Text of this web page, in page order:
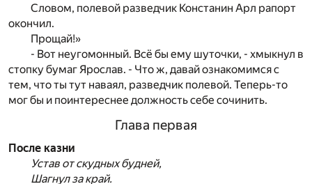
Словом, полевой разведчик Констанин Арл рапорт
окончил.
Прощай!»
- Вот неугомонный. Всё бы ему шуточки, - хмыкнул в
стопку бумаг Ярослав. - Что ж, давай ознакомимся с
тем, что ты тут наваял, разведчик полевой. Теперь-то
мог бы и поинтереснее должность себе сочинить.
Глава первая
После казни
Устав от скудных будней,
Шагнул за край.